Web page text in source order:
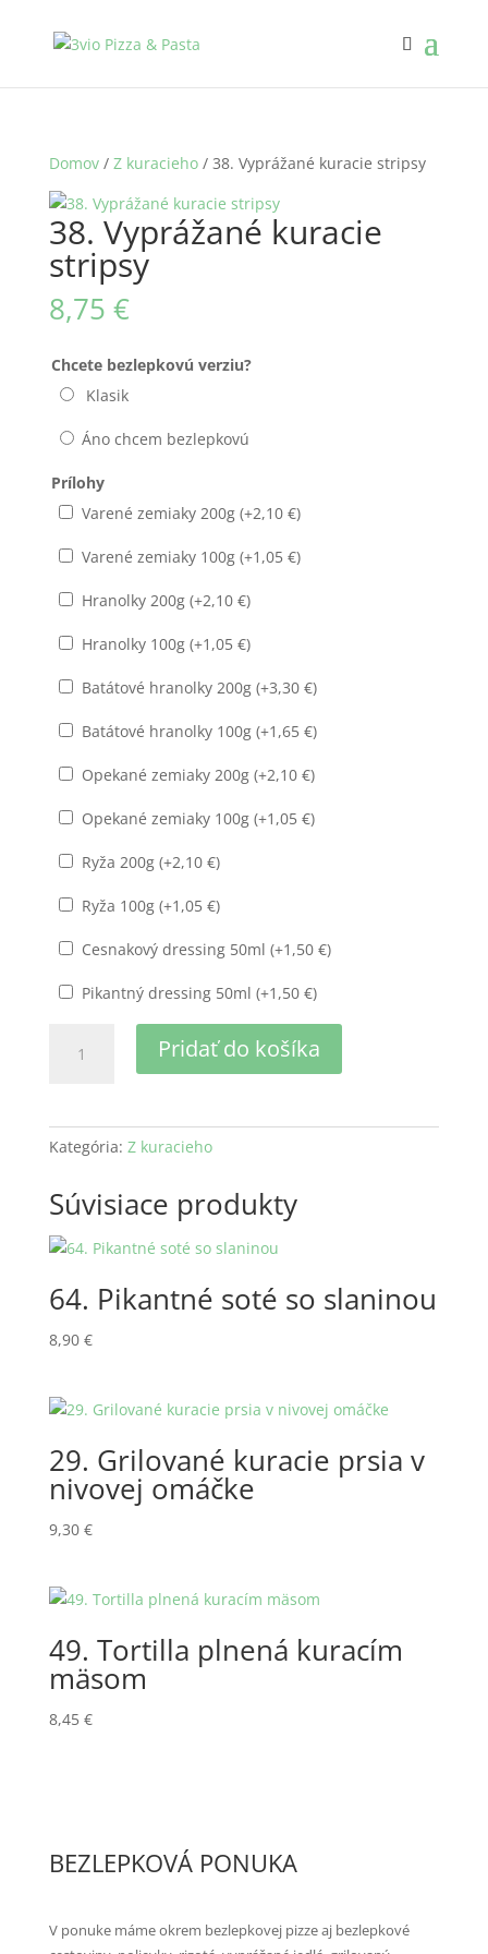
Domov/ Z kuracieho/ 38. Vyprážané kuracie stripsy
38. Vyprážané kuracie
stripsy
8,75 €
Chcete bezlepkovú verziu?
Klasik
Áno chcem bezlepkovú
Prílohy
Varené zemiaky 200g (+2,10 €)
Varené zemiaky 100g (+1,05 €)
Hranolky 200g (+2,10 €)
Hranolky 100g (+1,05 €)
Batátové hranolky 200g (+3,30 €)
Batátové hranolky 100g (+1,65 €)
Opekané zemiaky 200g (+2,10 €)
Opekané zemiaky 100g (+1,05 €)
Ryža 200g (+2,10 €)
Ryža 100g (+1,05 €)
Cesnakový dressing 50ml (+1,50 €)
Pikantný dressing 50ml (+1,50 €)
stripsy
Pridať do košíka
Kategória: Z kuracieho
Súvisiace produkty
64. Pikantné soté so slaninou
8,90 €
29. Grilované kuracie prsia v
nivovej omáčke
9,30 €
49. Tortilla plnená kuracím
mäsom
8,45 €
BEZLEPKOVÁ PONUKA
V ponuke máme okrem bezlepkovej pizze aj bezlepkové